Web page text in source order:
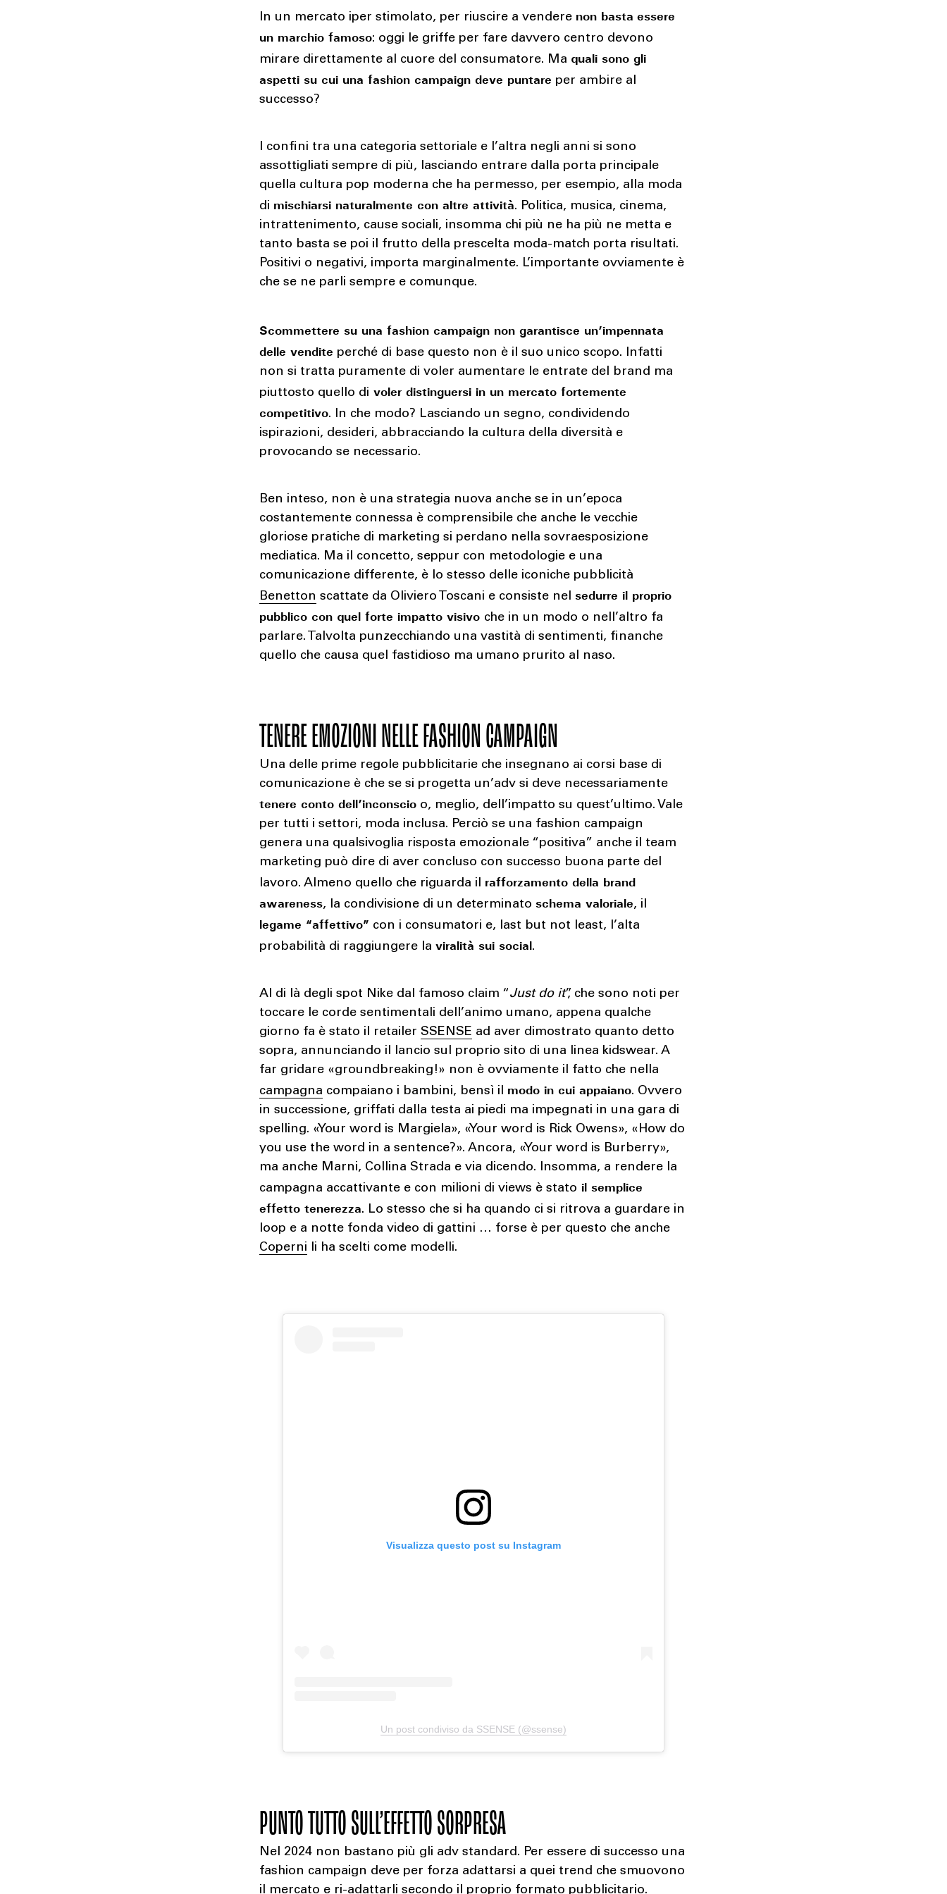
In un mercato iper stimolato, per riuscire a vendere non basta essere
un marchio famoso: oggi le griffe per fare davvero centro devono
mirare direttamente al cuore del consumatore. Ma quali sono gli
aspetti su cui una fashion campaign deve puntare per ambire al
successo?
I confini tra una categoria settoriale e l’altra negli anni si sono
assottigliati sempre di più, lasciando entrare dalla porta principale
quella cultura pop moderna che ha permesso, per esempio, alla moda
di mischiarsi naturalmente con altre attività. Politica, musica, cinema,
intrattenimento, cause sociali, insomma chi più ne ha più ne metta e
tanto basta se poi il frutto della prescelta moda-match porta risultati.
Positivi o negativi, importa marginalmente. L’importante ovviamente è
che se ne parli sempre e comunque.
Scommettere su una fashion campaign non garantisce un’impennata
delle vendite perché di base questo non è il suo unico scopo. Infatti
non si tratta puramente di voler aumentare le entrate del brand ma
piuttosto quello di voler distinguersi in un mercato fortemente
competitivo. In che modo? Lasciando un segno, condividendo
ispirazioni, desideri, abbracciando la cultura della diversità e
provocando se necessario.
Ben inteso, non è una strategia nuova anche se in un’epoca
costantemente connessa è comprensibile che anche le vecchie
gloriose pratiche di marketing si perdano nella sovraesposizione
mediatica. Ma il concetto, seppur con metodologie e una
comunicazione differente, è lo stesso delle iconiche pubblicità
Benetton scattate da Oliviero Toscani e consiste nelsedurre il proprio
pubblico con quel forte impatto visivo che in un modo o nell’altro fa
parlare. Talvolta punzecchiando una vastità di sentimenti, finanche
quello che causa quel fastidioso ma umano prurito al naso.
TENERE EMOZIONI NELLE FASHION CAMPAIGN
Una delle prime regole pubblicitarie che insegnano ai corsi base di
comunicazione è che se si progetta un’adv si deve necessariamente
tenere conto dell’inconscio o, meglio, dell’impatto su quest’ultimo. Vale
per tutti i settori, moda inclusa. Perciò se una fashion campaign
genera una qualsivoglia risposta emozionale “positiva” anche il team
marketing può dire di aver concluso con successo buona parte del
lavoro. Almeno quello che riguarda il rafforzamento della brand
awareness, la condivisione di un determinatoschema valoriale, il
legame “affettivo” con i consumatori e, last but not least, l’alta
probabilità di raggiungere laviralità sui social.
Al di là degli spot Nike dal famoso claim “Just do it”, che sono noti per
toccare le corde sentimentali dell’animo umano, appena qualche
giorno fa è stato il retailerSSENSE ad aver dimostrato quanto detto
sopra, annunciando il lancio sul proprio sito di una linea kidswear. A
far gridare «groundbreaking!» non è ovviamente il fatto che nella
campagna compaiano i bambini, bensì il modo in cui appaiano. Ovvero
in successione, griffati dalla testa ai piedi ma impegnati in una gara di
spelling. «Your word is Margiela», «Your word is Rick Owens», «How do
you use the word in a sentence?». Ancora, «Your word is Burberry»,
ma anche Marni, Collina Strada e via dicendo. Insomma, a rendere la
campagna accattivante e con milioni di views è stato il semplice
effetto tenerezza. Lo stesso che si ha quando ci si ritrova a guardare in
loop e a notte fonda video di gattini … forse è per questo che anche
Coperni li ha scelti come modelli.
Visualizza questo post su Instagram
Un post condiviso da SSENSE (@ssense)
PUNTO TUTTO SULL’EFFETTO SORPRESA
Nel 2024 non bastano più gli adv standard. Per essere di successo una
fashion campaign deve per forza adattarsi a quei trend che smuovono
il mercato e ri-adattarli secondo il proprio formato pubblicitario.